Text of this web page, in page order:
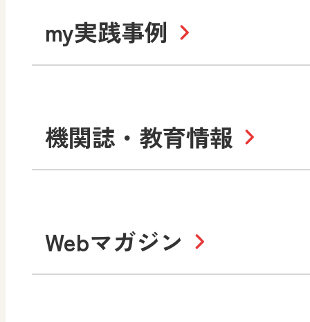
中学校
数学
美術
高等学校
美術／工芸
情報
令和6年度版小学校・
令和7年度版中学校 デジ
サポートサイト
令和3年度版中学校 デジ
教材サポートサイト
色彩入門
my実践事例
小学校
書写（国語） 社会
生活
機関誌・教育情報
教科全般
教育情報
Webマガジン